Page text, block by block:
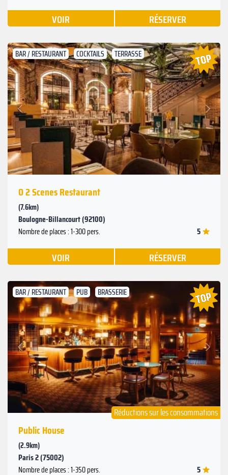
VOIR RÉSERVER
BAR / RESTAURANT COCKTAILS TERRASSE
Précédent
Suivant
O 2 Scenes Restaurant
(7.6km)
Boulogne-Billancourt (92100)
Nombre de places : 1-300 pers. 5
VOIR RÉSERVER
BAR / RESTAURANT PUB BRASSERIE
Précédent
Suivant
Réductions sur les consommations
Public House
(2.9km)
Paris 2 (75002)
Nombre de places : 1-350 pers. 5